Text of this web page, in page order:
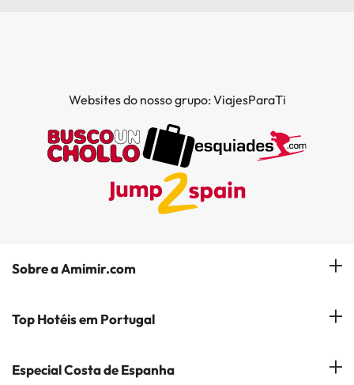
Websites do nosso grupo: ViajesParaTi
Sobre a Amimir.com
Quem somos?
Subscreva a nossa Newsletter
Top Hotéis em Portugal
Hóteis em Lisboa
Especial Costa de Espanha